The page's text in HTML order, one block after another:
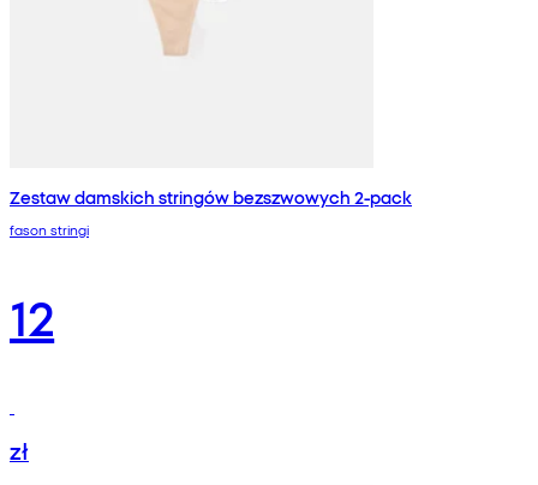
Zestaw damskich stringów bezszwowych 2-pack
fason stringi
12
zł